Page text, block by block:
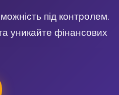
під контролем.
уникайте фінансових